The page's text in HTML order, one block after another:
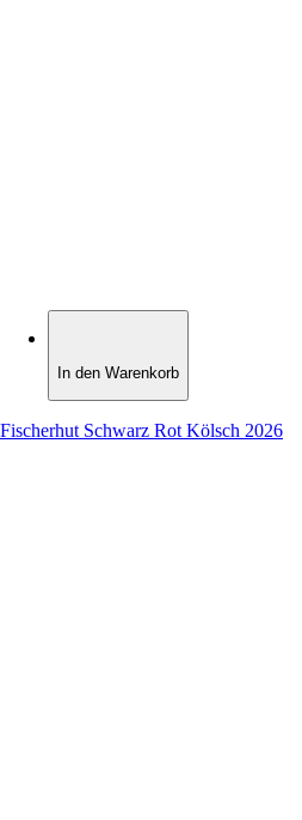
In den Warenkorb
Fischerhut Schwarz Rot Kölsch 2026